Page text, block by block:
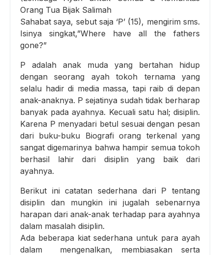
Orang Tua Bijak Salimah
Sahabat saya, sebut saja ‘P’ (15), mengirim sms.
Isinya singkat,”Where have all the fathers
gone?”
P adalah anak muda yang bertahan hidup
dengan seorang ayah tokoh ternama yang
selalu hadir di media massa, tapi raib di depan
anak-anaknya. P sejatinya sudah tidak berharap
banyak pada ayahnya. Kecuali satu hal; disiplin.
Karena P menyadari betul sesuai dengan pesan
dari buku-buku Biografi orang terkenal yang
sangat digemarinya bahwa hampir semua tokoh
berhasil lahir dari disiplin yang baik dari
ayahnya.
Berikut ini catatan sederhana dari P tentang
disiplin dan mungkin ini jugalah sebenarnya
harapan dari anak-anak terhadap para ayahnya
dalam masalah disiplin.
Ada beberapa kiat sederhana untuk para ayah
dalam mengenalkan, membiasakan serta